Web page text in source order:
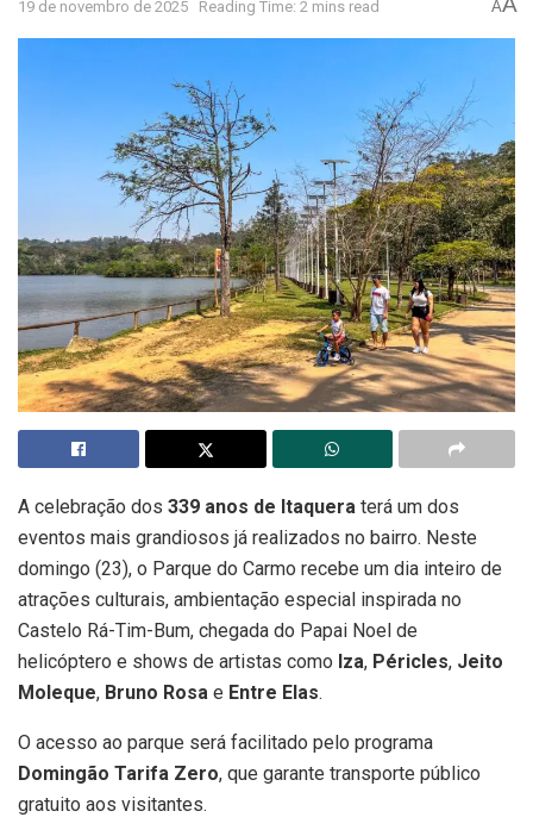
19 de novembro de 2025 Reading Time: 2 mins read A
A celebração dos 339 anos de Itaquera terá um dos
eventos mais grandiosos já realizados no bairro. Neste
domingo (23), o Parque do Carmo recebe um dia inteiro de
atrações culturais, ambientação especial inspirada no
Castelo Rá-Tim-Bum, chegada do Papai Noel de
helicóptero e shows de artistas como Iza, Péricles, Jeito
Moleque, Bruno Rosa e Entre Elas.
O acesso ao parque será facilitado pelo programa
Domingão Tarifa Zero, que garante transporte público
gratuito aos visitantes.